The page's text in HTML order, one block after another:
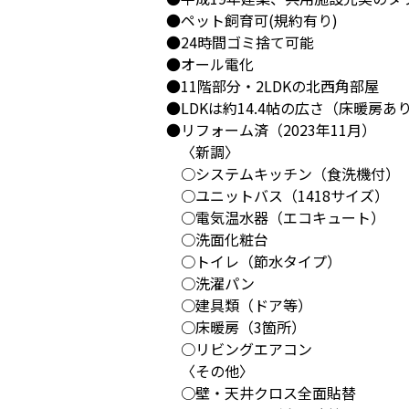
●ペット飼育可(規約有り)
●24時間ゴミ捨て可能
●オール電化
●11階部分・2LDKの北西角部屋
●LDKは約14.4帖の広さ（床暖房あ
●リフォーム済（2023年11月）
〈新調〉
○システムキッチン（食洗機付）
○ユニットバス（1418サイズ）
○電気温水器（エコキュート）
○洗面化粧台
○トイレ（節水タイプ）
○洗濯パン
○建具類（ドア等）
○床暖房（3箇所）
○リビングエアコン
〈その他〉
○壁・天井クロス全面貼替